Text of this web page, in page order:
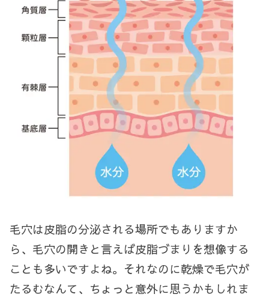
毛穴は皮脂の分泌される場所でもありますか
ら、毛穴の開きと言えば皮脂づまりを想像する
ことも多いですよね。それなのに乾燥で毛穴が
たるむなんて、ちょっと意外に思うかもしれま